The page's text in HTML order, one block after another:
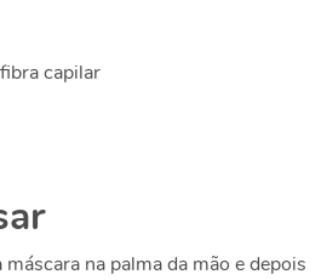
capilar
na palma da mão e depois